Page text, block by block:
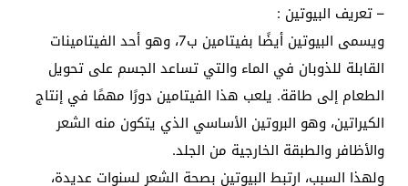
– تعريف البيوتين :
ويسمى البيوتين أيضًا بفيتامين ب7، وهو أحد الفيتامينات
القابلة للذوبان في الماء والتي تساعد الجسم على تحويل
الطعام إلى طاقة. يلعب هذا الفيتامين دورًا مهمًا في إنتاج
الكيراتين، وهو البروتين الأساسي الذي يتكون منه الشعر
والأظافر والطبقة الخارجية من الجلد.
ولهذا السبب، ارتبط البيوتين بصحة الشعر لسنوات عديدة،